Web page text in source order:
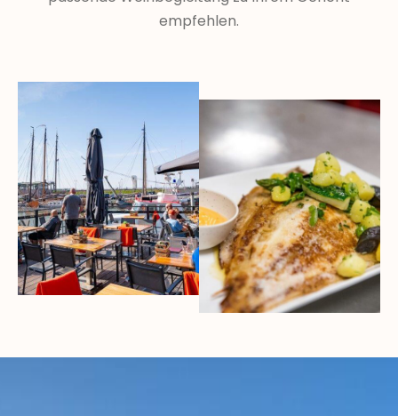
empfehlen.